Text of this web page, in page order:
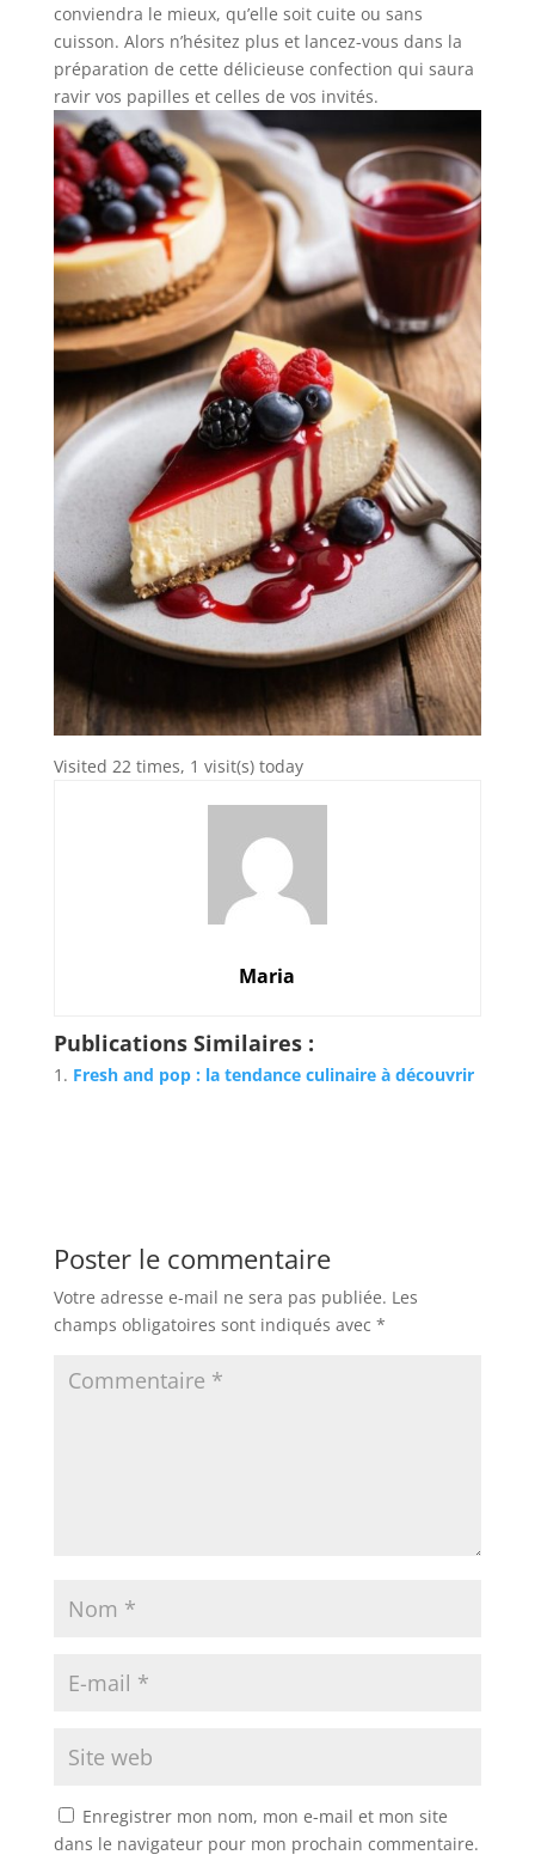
conviendra le mieux, qu’elle soit cuite ou sans
cuisson. Alors n’hésitez plus et lancez-vous dans la
préparation de cette délicieuse confection qui saura
ravir vos papilles et celles de vos invités.
Visited 22 times, 1 visit(s) today
Maria
Publications Similaires :
Fresh and pop : la tendance culinaire à découvrir
Poster le commentaire
Votre adresse e-mail ne sera pas publiée. Les
champs obligatoires sont indiqués avec *
Enregistrer mon nom, mon e-mail et mon site
dans le navigateur pour mon prochain commentaire.